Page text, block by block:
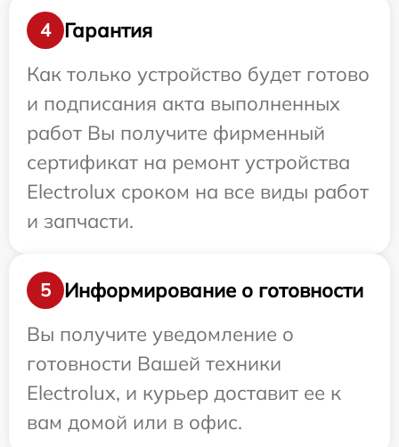
4
Гарантия
Как только устройство будет готово
и подписания акта выполненных
работ Вы получите фирменный
сертификат на ремонт устройства
Electrolux сроком на все виды работ
и запчасти.
5
Информирование о готовности
Вы получите уведомление о
готовности Вашей техники
Electrolux, и курьер доставит ее к
вам домой или в офис.